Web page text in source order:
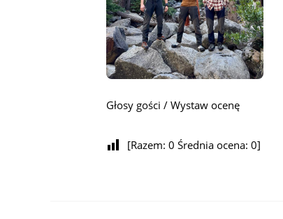
Głosy gości / Wystaw ocenę
[Razem: 0 Średnia ocena: 0]